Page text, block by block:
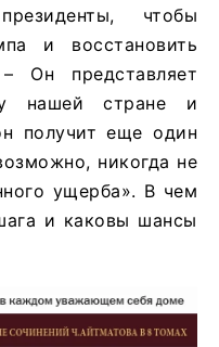
чтобы
и восстановить
Он представляет
нашей стране и
получит еще один
никогда не
ущерба». В чем
и каковы шансы